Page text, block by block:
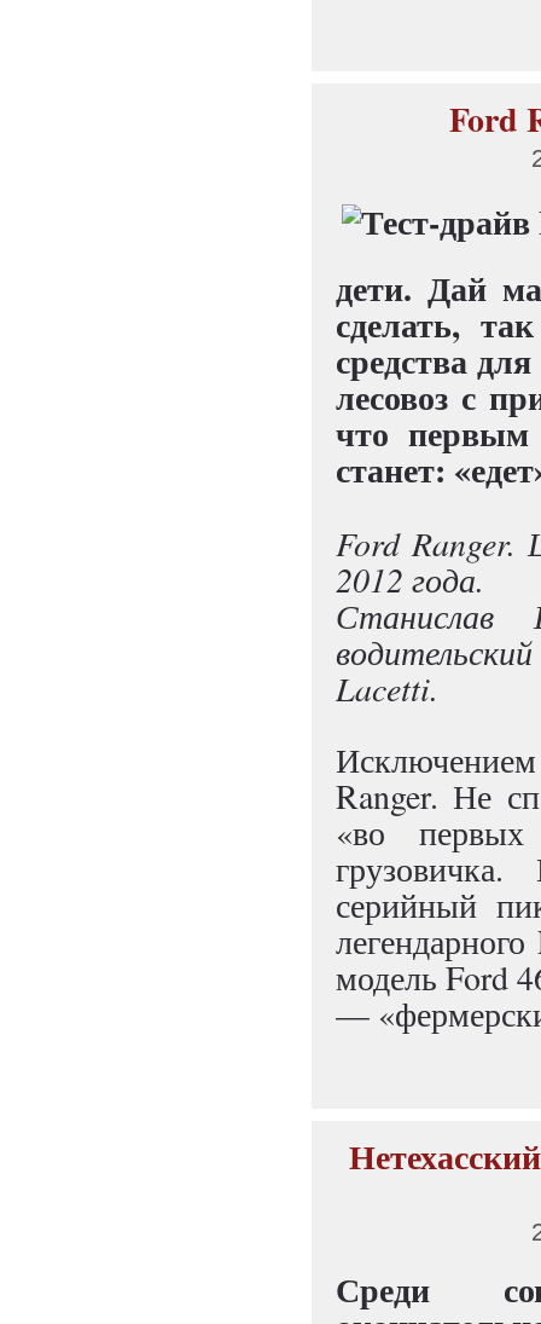
Ford
дети. Дай
сделать,
средства
лесовоз с
что первым
станет:
Ford
2012 года.
Lacetti.
Ranger. Не
«во первых
серийный
модель Ford
—
Среди